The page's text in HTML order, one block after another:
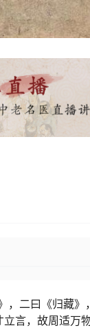
，二曰《归藏
言，故周适万